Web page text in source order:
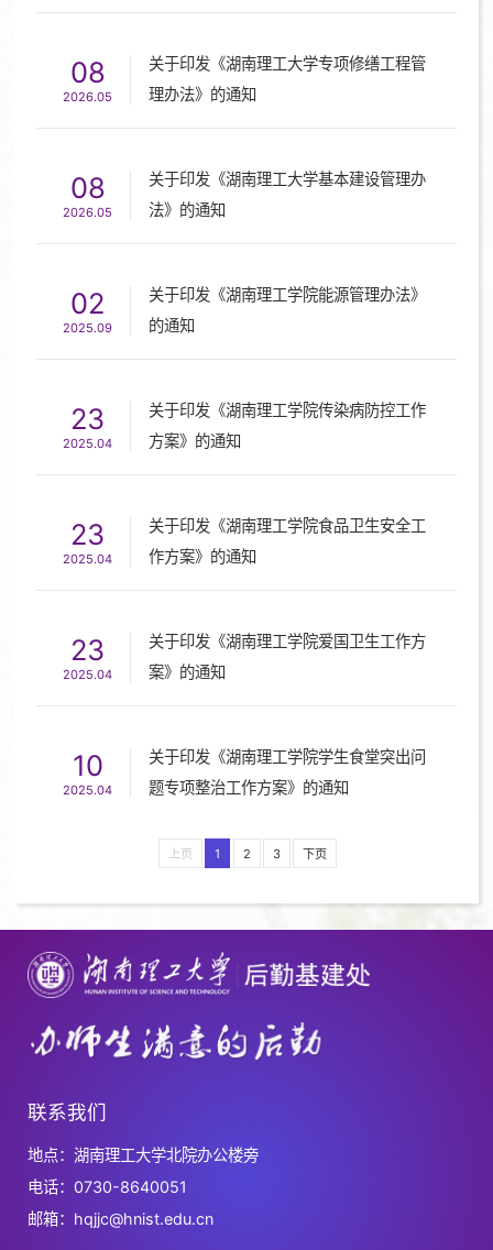
08
2026.05
关于印发《湖南理工大学专项修缮工程管
理办法》的通知
08
2026.05
关于印发《湖南理工大学基本建设管理办
法》的通知
02
2025.09
关于印发《湖南理工学院能源管理办法》
的通知
23
2025.04
关于印发《湖南理工学院传染病防控工作
方案》的通知
23
2025.04
关于印发《湖南理工学院食品卫生安全工
作方案》的通知
23
2025.04
关于印发《湖南理工学院爱国卫生工作方
案》的通知
10
2025.04
关于印发《湖南理工学院学生食堂突出问
题专项整治工作方案》的通知
上页 1 2 3 下页
联系我们
地点：湖南理工大学北院办公楼旁
电话：0730-8640051
邮箱：hqjjc@hnist.edu.cn